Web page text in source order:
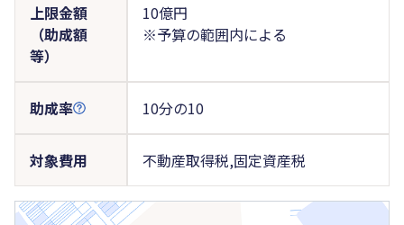
上限金額
（助成額
等）
10億円
※予算の範囲内による
助成率 10分の10
対象費用 不動産取得税,固定資産税